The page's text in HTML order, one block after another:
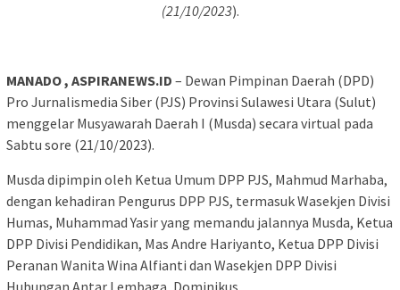
(21/10/2023).
MANADO , ASPIRANEWS.ID – Dewan Pimpinan Daerah (DPD)
Pro Jurnalismedia Siber (PJS) Provinsi Sulawesi Utara (Sulut)
menggelar Musyawarah Daerah I (Musda) secara virtual pada
Sabtu sore (21/10/2023).
Musda dipimpin oleh Ketua Umum DPP PJS, Mahmud Marhaba,
dengan kehadiran Pengurus DPP PJS, termasuk Wasekjen Divisi
Humas, Muhammad Yasir yang memandu jalannya Musda, Ketua
DPP Divisi Pendidikan, Mas Andre Hariyanto, Ketua DPP Divisi
Peranan Wanita Wina Alfianti dan Wasekjen DPP Divisi
Hubungan Antar Lembaga, Dominikus.